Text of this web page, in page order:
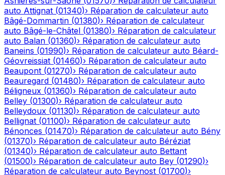
auto Attignat (01340)› Réparation de calculateur auto
Bâgé-Dommartin (01380)› Réparation de calculateur
auto Bâgé-le-Châtel (01380)› Réparation de calculateur
auto Balan (01360)› Réparation de calculateur auto
Baneins (01990)› Réparation de calculateur auto Béard-
Géovreissiat (01460)› Réparation de calculateur auto
Beaupont (01270)› Réparation de calculateur auto
Beauregard (01480)› Réparation de calculateur auto
Béligneux (01360)› Réparation de calculateur auto
Belley (01300)› Réparation de calculateur auto
Belleydoux (01130)› Réparation de calculateur auto
Bellignat (01100)› Réparation de calculateur auto
Bénonces (01470)› Réparation de calculateur auto Bény
(01370)› Réparation de calculateur auto Béréziat
(01340)› Réparation de calculateur auto Bettant
(01500)› Réparation de calculateur auto Bey (01290)›
Réparation de calculateur auto Beynost (01700)›